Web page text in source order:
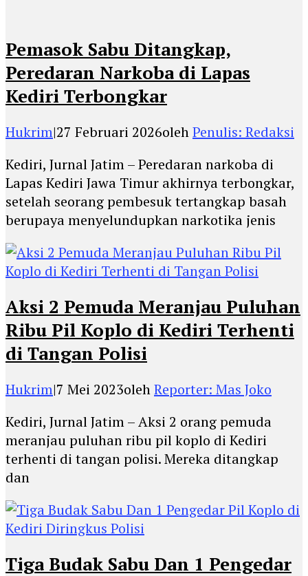
Pemasok Sabu Ditangkap,
Peredaran Narkoba di Lapas
Kediri Terbongkar
Hukrim|27 Februari 2026olehPenulis: Redaksi
Kediri, Jurnal Jatim – Peredaran narkoba di
Lapas Kediri Jawa Timur akhirnya terbongkar,
setelah seorang pembesuk tertangkap basah
berupaya menyelundupkan narkotika jenis
Aksi 2 Pemuda Meranjau Puluhan
Ribu Pil Koplo di Kediri Terhenti
di Tangan Polisi
Hukrim|7 Mei 2023olehReporter: Mas Joko
Kediri, Jurnal Jatim – Aksi 2 orang pemuda
meranjau puluhan ribu pil koplo di Kediri
terhenti di tangan polisi. Mereka ditangkap
dan
Tiga Budak Sabu Dan 1 Pengedar